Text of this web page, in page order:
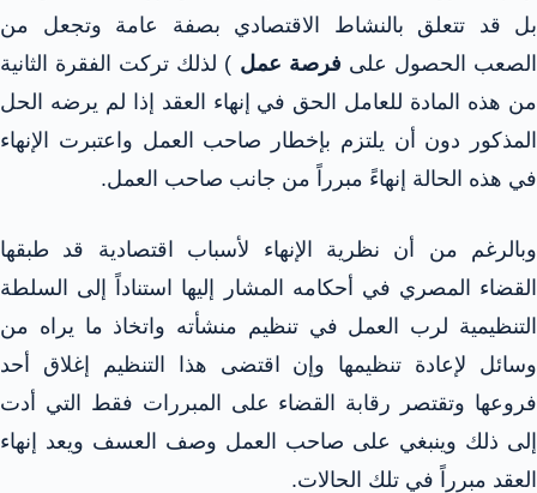
بل قد تتعلق بالنشاط الاقتصادي بصفة عامة وتجعل من
الصعب الحصول على فرصة عمل ) لذلك تركت الفقرة الثانية
من هذه المادة للعامل الحق في إنهاء العقد إذا لم يرضه الحل
المذكور دون أن يلتزم بإخطار صاحب العمل واعتبرت الإنهاء
في هذه الحالة إنهاءً مبرراً من جانب صاحب العمل.
وبالرغم من أن نظرية الإنهاء لأسباب اقتصادية قد طبقها
القضاء المصري في أحكامه المشار إليها استناداً إلى السلطة
التنظيمية لرب العمل في تنظيم منشأته واتخاذ ما يراه من
وسائل لإعادة تنظيمها وإن اقتضى هذا التنظيم إغلاق أحد
فروعها وتقتصر رقابة القضاء على المبررات فقط التي أدت
إلى ذلك وينبغي على صاحب العمل وصف العسف ويعد إنهاء
العقد مبرراً في تلك الحالات.